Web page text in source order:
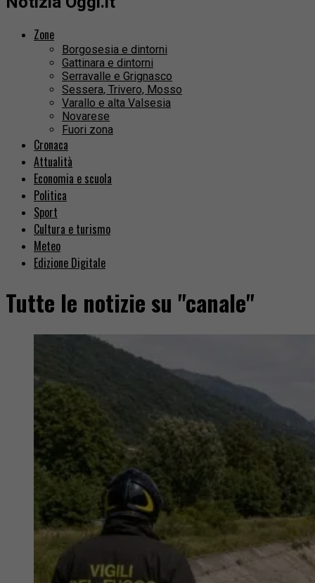
Zone
Borgosesia e dintorni
Gattinara e dintorni
Serravalle e Grignasco
Sessera, Trivero, Mosso
Varallo e alta Valsesia
Novarese
Fuori zona
Cronaca
Attualità
Economia e scuola
Politica
Sport
Cultura e turismo
Meteo
Edizione Digitale
Tutte le notizie su "canale"